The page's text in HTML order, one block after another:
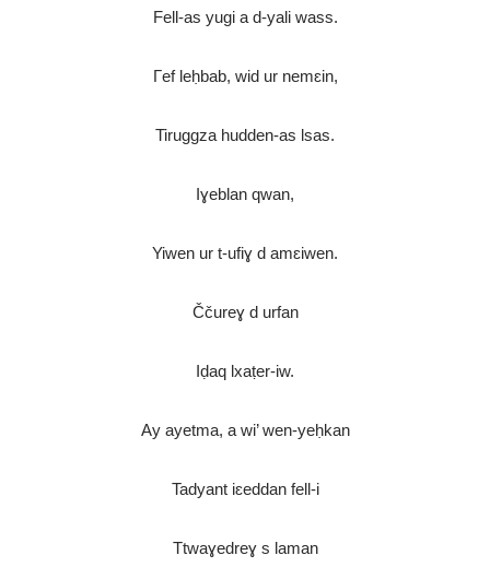
Fell-as yugi a d-yali wass.
Γef leḥbab, wid ur nemɛin,
Tiruggza hudden-as lsas.
Iɣeblan qwan,
Yiwen ur t-ufiɣ d amɛiwen.
Ččureɣ d urfan
Iḍaq lxaṭer-iw.
Ay ayetma, a wi’ wen-yeḥkan
Tadyant iɛeddan fell-i
Ttwaɣedreɣ s laman